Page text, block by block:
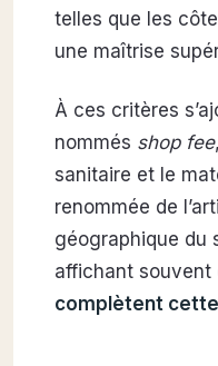
telles que les
une maîtrise
À ces critères
nommés shop fee
sanitaire et le
renommée de
géographique du
affichant souvent
complètent